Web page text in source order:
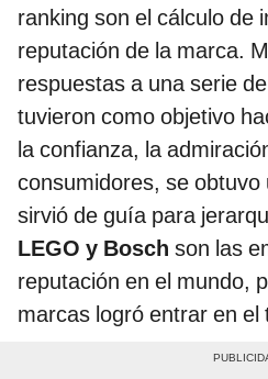
ranking son el cálculo de
reputación de la marca.
respuestas a una serie
tuvieron como objetivo
la confianza, la
consumidores, se
sirvió de guía para
LEGO y Bosch son las
reputación en el mundo,
marcas logró entrar en el